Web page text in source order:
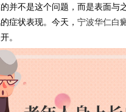
并不是这个问题，而是表面与
症状表现。今天， 宁波华仁白
。